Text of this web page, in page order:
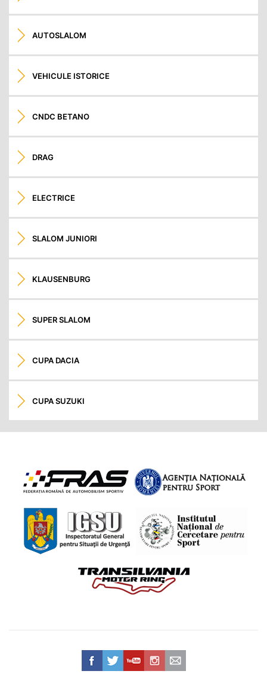
AUTOSLALOM
VEHICULE ISTORICE
CNDC BETANO
DRAG
ELECTRICE
SLALOM JUNIORI
KLAUSENBURG
SUPER SLALOM
CUPA DACIA
CUPA SUZUKI